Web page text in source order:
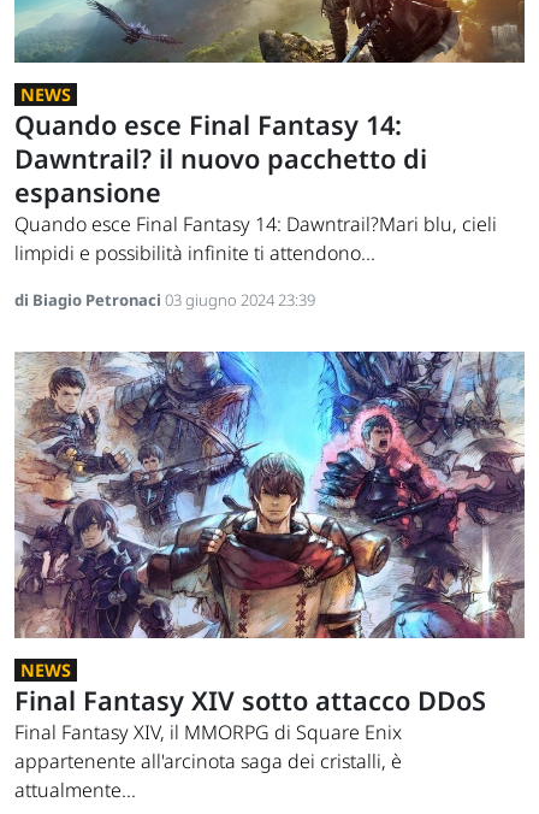
NEWS
Quando esce Final Fantasy 14:
Dawntrail? il nuovo pacchetto di
espansione
Quando esce Final Fantasy 14: Dawntrail?Mari blu, cieli
limpidi e possibilità infinite ti attendono...
di Biagio Petronaci 03 giugno 2024 23:39
NEWS
Final Fantasy XIV sotto attacco DDoS
Final Fantasy XIV, il MMORPG di Square Enix
appartenente all'arcinota saga dei cristalli, è
attualmente...